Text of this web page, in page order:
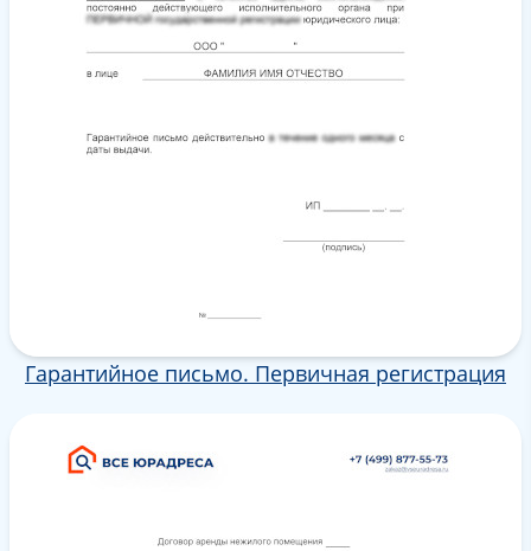
Гарантийное письмо. Первичная регистрация